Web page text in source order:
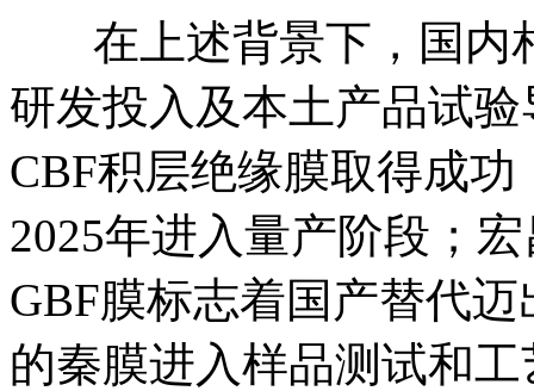
在上述背景下，国内
研发投入及本土产品试
CBF积层绝缘膜取得成
2025年进入量产阶段；
GBF膜标志着国产替代
的秦膜进入样品测试和